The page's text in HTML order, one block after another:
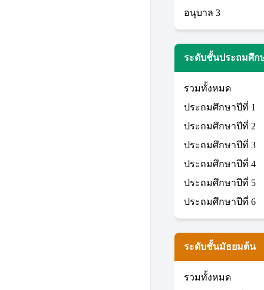
อนุบาล 3
ระดับชั้นประถมศึก
รวมทั้งหมด
ประถมศึกษาปีที่ 1
ประถมศึกษาปีที่ 2
ประถมศึกษาปีที่ 3
ประถมศึกษาปีที่ 4
ประถมศึกษาปีที่ 5
ประถมศึกษาปีที่ 6
ระดับชั้นมัธยมต้น
รวมทั้งหมด